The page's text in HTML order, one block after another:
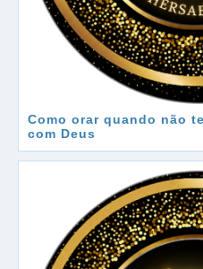
Como orar quando não
com Deus